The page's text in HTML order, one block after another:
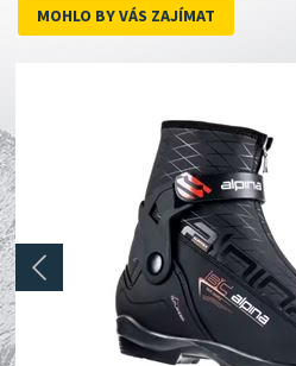
MOHLO BY VÁS ZAJÍMAT
prev